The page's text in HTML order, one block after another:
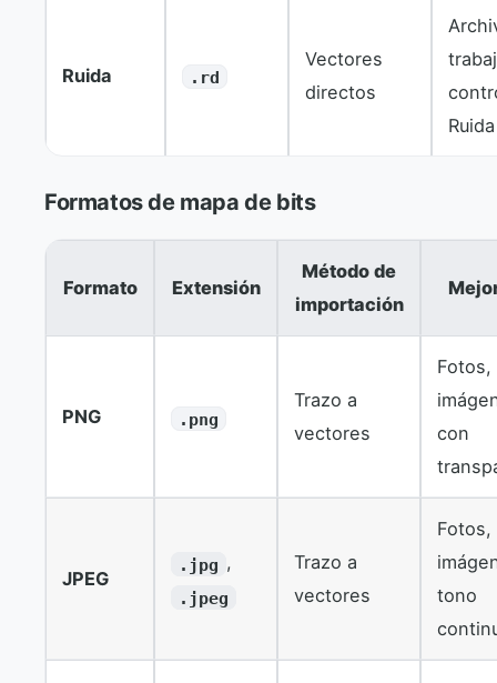
Ruida .rd
Vectores
directos
Ruida
Formatos de mapa de bits
Formato Extensión
Método de
importación
PNG .png
Trazo a
vectores
Fotos,
con
JPEG
.jpg ,
.jpeg
Trazo a
vectores
Fotos,
tono